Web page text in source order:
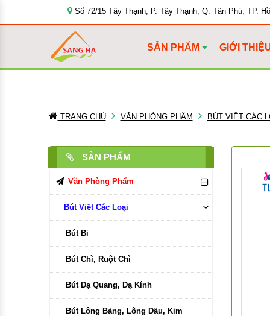
Số 72/15 Tây Thạnh, P. Tây Thạnh, Q. Tân Phú, TP.
SẢN PHẨM GIỚI
TRANG CHỦ VĂN PHÒNG PHẨM BÚT VIẾT CÁC
SẢN PHẨM
Văn Phòng Phẩm
Bút Viết Các Loại
Bút Bi
Bút Chì, Ruột Chì
Bút Dạ Quang, Dạ Kính
Bút Lông Bảng, Lông Dầu, Kim